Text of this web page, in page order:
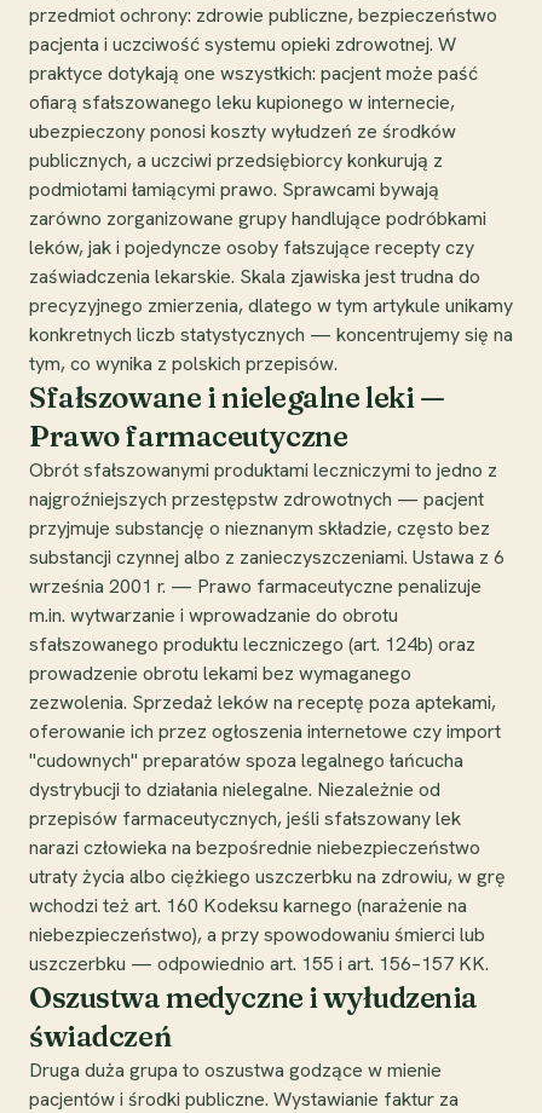
przedmiot ochrony: zdrowie publiczne, bezpieczeństwo
pacjenta i uczciwość systemu opieki zdrowotnej. W
praktyce dotykają one wszystkich: pacjent może paść
ofiarą sfałszowanego leku kupionego w internecie,
ubezpieczony ponosi koszty wyłudzeń ze środków
publicznych, a uczciwi przedsiębiorcy konkurują z
podmiotami łamiącymi prawo. Sprawcami bywają
zarówno zorganizowane grupy handlujące podróbkami
leków, jak i pojedyncze osoby fałszujące recepty czy
zaświadczenia lekarskie. Skala zjawiska jest trudna do
precyzyjnego zmierzenia, dlatego w tym artykule unikamy
konkretnych liczb statystycznych — koncentrujemy się na
tym, co wynika z polskich przepisów.
Sfałszowane i nielegalne leki —
Prawo farmaceutyczne
Obrót sfałszowanymi produktami leczniczymi to jedno z
najgroźniejszych przestępstw zdrowotnych — pacjent
przyjmuje substancję o nieznanym składzie, często bez
substancji czynnej albo z zanieczyszczeniami. Ustawa z 6
września 2001 r. — Prawo farmaceutyczne penalizuje
m.in. wytwarzanie i wprowadzanie do obrotu
sfałszowanego produktu leczniczego (art. 124b) oraz
prowadzenie obrotu lekami bez wymaganego
zezwolenia. Sprzedaż leków na receptę poza aptekami,
oferowanie ich przez ogłoszenia internetowe czy import
"cudownych" preparatów spoza legalnego łańcucha
dystrybucji to działania nielegalne. Niezależnie od
przepisów farmaceutycznych, jeśli sfałszowany lek
narazi człowieka na bezpośrednie niebezpieczeństwo
utraty życia albo ciężkiego uszczerbku na zdrowiu, w grę
wchodzi też art. 160 Kodeksu karnego (narażenie na
niebezpieczeństwo), a przy spowodowaniu śmierci lub
uszczerbku — odpowiednio art. 155 i art. 156–157 KK.
Oszustwa medyczne i wyłudzenia
świadczeń
Druga duża grupa to oszustwa godzące w mienie
pacjentów i środki publiczne. Wystawianie faktur za